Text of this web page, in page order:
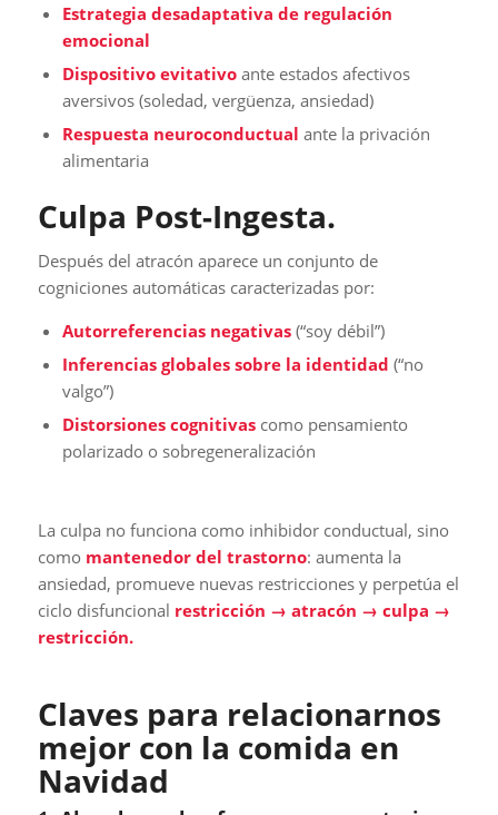
Estrategia desadaptativa de regulación
emocional
Dispositivo evitativoante estados afectivos
aversivos (soledad, vergüenza, ansiedad)
Respuesta neuroconductual ante la privación
alimentaria
Culpa Post-Ingesta.
Después del atracón aparece un conjunto de
cogniciones automáticas caracterizadas por:
Autorreferencias negativas(“soy débil”)
Inferencias globales sobre la identidad (“no
valgo”)
Distorsiones cognitivascomo pensamiento
polarizado o sobregeneralización
La culpa no funciona como inhibidor conductual, sino
como mantenedor del trastorno: aumenta la
ansiedad, promueve nuevas restricciones y perpetúa el
ciclo disfuncional restricción → atracón → culpa →
restricción.
Claves para relacionarnos
mejor con la comida en
Navidad